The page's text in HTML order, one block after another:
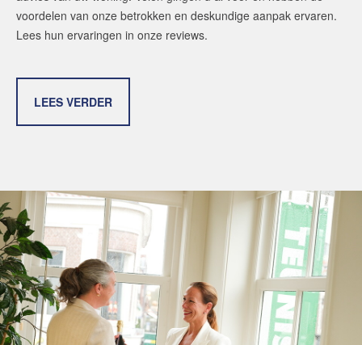
voordelen van onze betrokken en deskundige aanpak ervaren.
Lees hun ervaringen in onze reviews.
LEES VERDER